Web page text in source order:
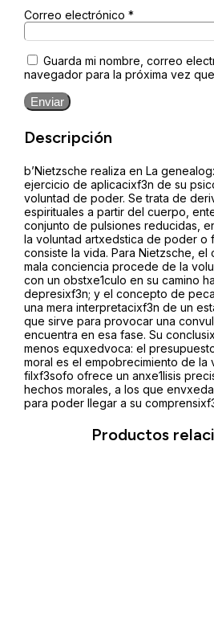
Correo electrónico *
Guarda mi nombre, correo
navegador para la próxima vez
Enviar
Descripción
b’Nietzsche realiza en La
ejercicio de aplicacixf3n de su
voluntad de poder. Se trata de
espirituales a partir del cuerpo,
conjunto de pulsiones reducidas,
la voluntad artxedstica de poder o
consiste la vida. Para Nietzsche,
mala conciencia procede de la
con un obstxe1culo en su camino
depresixf3n; y el concepto de
una mera interpretacixf3n de un
que sirve para provocar una
encuentra en esa fase. Su
menos equxedvoca: el
moral es el empobrecimiento de la
filxf3sofo ofrece un anxe1lisis
hechos morales, a los que
para poder llegar a su
Productos